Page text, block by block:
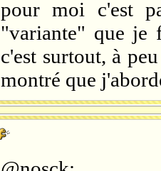
pour moi c'est
"variante" que je
c'est surtout, à
montré que